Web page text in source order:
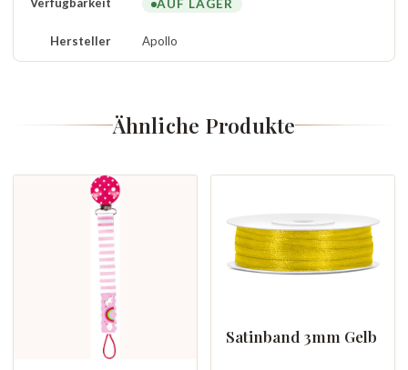
AUF LAGER
Hersteller Apollo
Ähnliche Produkte
Satinband 3mm Gelb